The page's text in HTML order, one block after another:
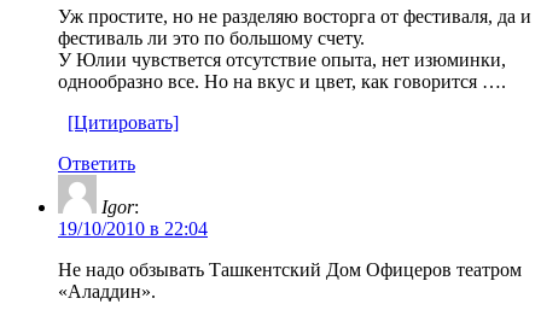
Уж простите, но не разделяю восторга от фестиваля, да и
фестиваль ли это по большому счету.
У Юлии чувствется отсутствие опыта, нет изюминки,
однообразно все. Но на вкус и цвет, как говорится ….
[Цитировать]
Ответить
Igor:
19/10/2010 в 22:04
Не надо обзывать Ташкентский Дом Офицеров театром
«Аладдин».